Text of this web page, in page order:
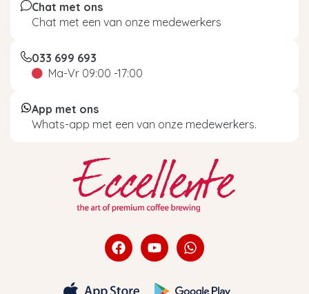
Chat met ons
Chat met een van onze medewerkers
033 699 693
Ma-Vr 09:00 -17:00
App met ons
Whats-app met een van onze medewerkers.